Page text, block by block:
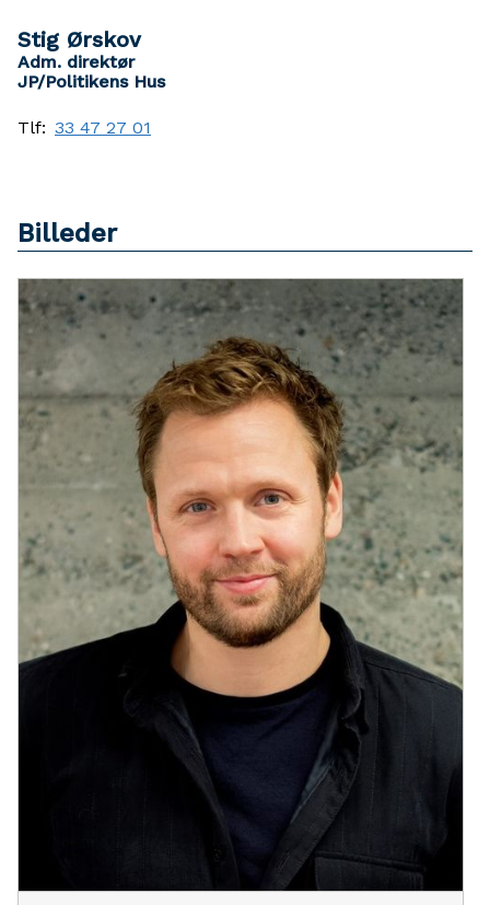
Stig Ørskov
Adm. direktør
JP/Politikens Hus
Tlf: 33 47 27 01
Billeder